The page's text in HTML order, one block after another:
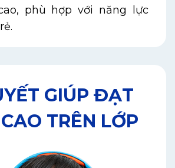
phù hợp với năng lực
GIÚP ĐẠT
TRÊN LỚP